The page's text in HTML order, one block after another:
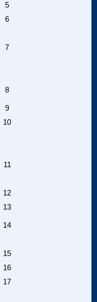
5
6
7
8
9
10
11
12
13
14
15
16
17